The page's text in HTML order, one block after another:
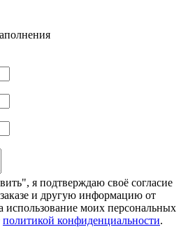
я подтверждаю своё согласие
и другую информацию от
использование моих персональных
политикой конфиденциальности.